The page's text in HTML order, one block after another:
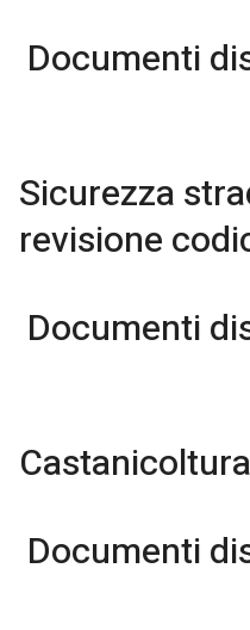
Documenti
Sicurezza
revisione
Documenti
Castanicoltura
Documenti